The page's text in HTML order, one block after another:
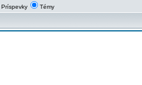
Príspevky Témy